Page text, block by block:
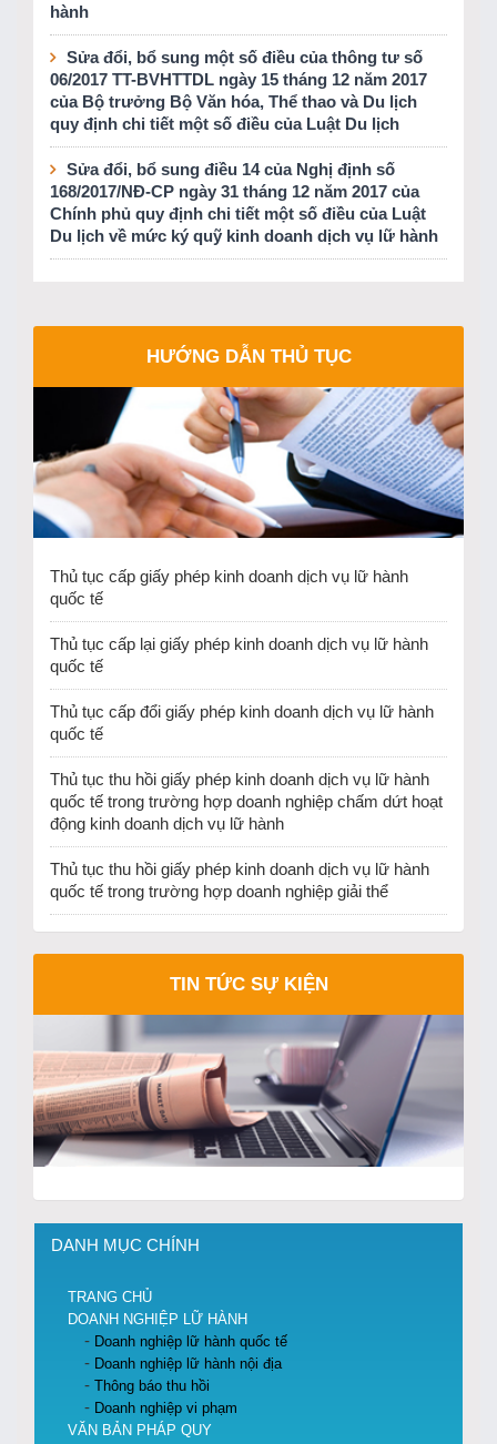
hành
Sửa đổi, bổ sung một số điều của thông tư số
06/2017 TT-BVHTTDL ngày 15 tháng 12 năm 2017
của Bộ trưởng Bộ Văn hóa, Thể thao và Du lịch
quy định chi tiết một số điều của Luật Du lịch
Sửa đổi, bổ sung điều 14 của Nghị định số
168/2017/NĐ-CP ngày 31 tháng 12 năm 2017 của
Chính phủ quy định chi tiết một số điều của Luật
Du lịch về mức ký quỹ kinh doanh dịch vụ lữ hành
HƯỚNG DẪN THỦ TỤC
Thủ tục cấp giấy phép kinh doanh dịch vụ lữ hành
quốc tế
Thủ tục cấp lại giấy phép kinh doanh dịch vụ lữ hành
quốc tế
Thủ tục cấp đổi giấy phép kinh doanh dịch vụ lữ hành
quốc tế
Thủ tục thu hồi giấy phép kinh doanh dịch vụ lữ hành
quốc tế trong trường hợp doanh nghiệp chấm dứt hoạt
động kinh doanh dịch vụ lữ hành
Thủ tục thu hồi giấy phép kinh doanh dịch vụ lữ hành
quốc tế trong trường hợp doanh nghiệp giải thể
TIN TỨC SỰ KIỆN
DANH MỤC CHÍNH
TRANG CHỦ
DOANH NGHIỆP LỮ HÀNH
Doanh nghiệp lữ hành quốc tế
Doanh nghiệp lữ hành nội địa
Thông báo thu hồi
Doanh nghiệp vi phạm
VĂN BẢN PHÁP QUY